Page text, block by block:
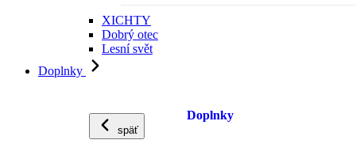
XICHTY
Dobrý otec
Lesní svět
Doplnky
späť
Doplnky